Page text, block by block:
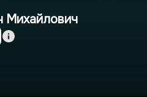
Михайлович